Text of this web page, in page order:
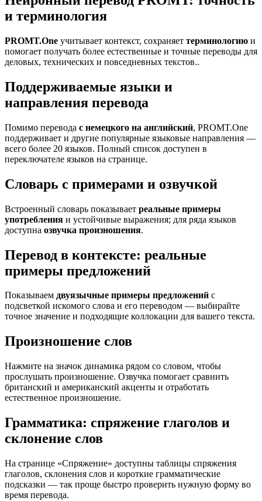
и терминология
PROMT.One учитывает контекст, сохраняет терминологию и
помогает получать более естественные и точные переводы для
деловых, технических и повседневных текстов..
Поддерживаемые языки и
направления перевода
Помимо перевода с немецкого на английский, PROMT.One
поддерживает и другие популярные языковые направления —
всего более 20 языков. Полный список доступен в
переключателе языков на странице.
Словарь с примерами и озвучкой
Встроенный словарь показывает реальные примеры
употребления и устойчивые выражения; для ряда языков
доступна озвучка произношения.
Перевод в контексте: реальные
примеры предложений
Показываем двуязычные примеры предложений с
подсветкой искомого слова и его переводом — выбирайте
точное значение и подходящие коллокации для вашего текста.
Произношение слов
Нажмите на значок динамика рядом со словом, чтобы
прослушать произношение. Озвучка помогает сравнить
британский и американский акценты и отработать
естественное произношение.
Грамматика: спряжение глаголов и
склонение слов
На странице «Спряжение» доступны таблицы спряжения
глаголов, склонения слов и короткие грамматические
подсказки — так проще быстро проверить нужную форму во
время перевода.